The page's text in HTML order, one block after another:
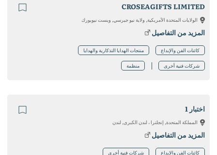
CROSEAGIFTS LIMITED
الولايات المتحدة الأمريكية, ولاية نيو جيرسي, ويست نيويورك
المزيد من التفاصيل
كائنات الفن والإبداع منتجات الهدايا التذكارية والهدايا
شركات فنية أخرى منظمة
اختبار 1
المملكة المتحدة, إنجلترا ، لندن الكبرى, لندن
المزيد من التفاصيل
كائنات الفن والإبداع شركات فنية أخرى